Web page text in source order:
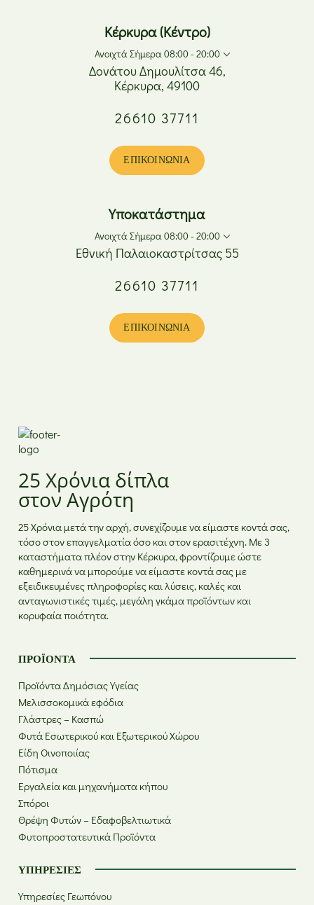
Κυριακή
Κλειστά
Κέρκυρα (Κέντρο)
Ανοιχτά Σήμερα 08:00 - 20:00
08:00 - 20:00
08:00 - 20:00
Παρασκευή
08:00 - 20:00
Κυριακή
Δονάτου Δημουλίτσα 46,
Κέρκυρα, 49100
26610 37711
ΕΠΙΚΟΙΝΩΝΊΑ
Υποκατάστημα
Ανοιχτά Σήμερα 08:00 - 20:00
08:00 - 17:00
Τετάρτη
08:00 - 17:00
08:00 - 20:00
Εθνική Παλαιοκαστρίτσας 55
26610 37711
ΕΠΙΚΟΙΝΩΝΊΑ
25 Χρόνια δίπλα
στον Αγρότη
25 Χρόνια μετά την αρχή, συνεχίζουμε να είμαστε κοντά σας,
τόσο στον επαγγελματία όσο και στον ερασιτέχνη. Με 3
καταστήματα πλέον στην Κέρκυρα, φροντίζουμε ώστε
καθημερινά να μπορούμε να είμαστε κοντά σας με
εξειδικευμένες πληροφορίες και λύσεις, καλές και
ανταγωνιστικές τιμές, μεγάλη γκάμα προϊόντων και
κορυφαία ποιότητα.
ΠΡΟΪΌΝΤΑ
Προϊόντα Δημόσιας Υγείας
Μελισσοκομικά εφόδια
Γλάστρες – Κασπώ
Φυτά Εσωτερικού και Εξωτερικού Χώρου
Είδη Οινοποιίας
Πότισμα
Εργαλεία και μηχανήματα κήπου
Σπόροι
Θρέψη Φυτών – Εδαφοβελτιωτικά
Φυτοπροστατευτικά Προϊόντα
ΥΠΗΡΕΣΊΕΣ
Υπηρεσίες Γεωπόνου